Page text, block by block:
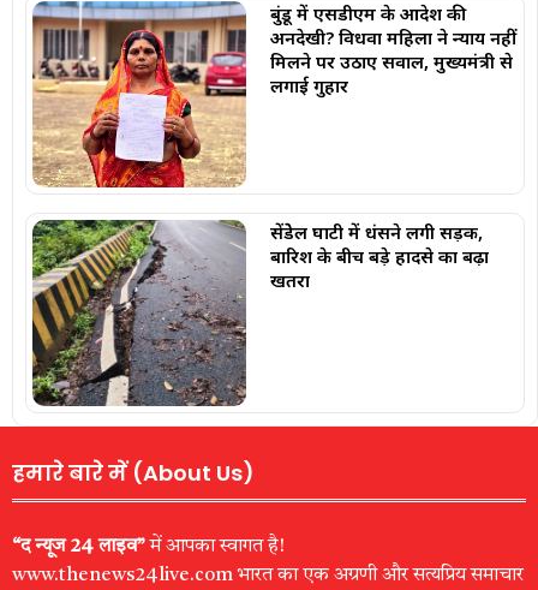
बुंडू में एसडीएम के आदेश की
अनदेखी? विधवा महिला ने न्याय नहीं
मिलने पर उठाए सवाल, मुख्यमंत्री से
लगाई गुहार
सेंडेेल घाटी में धंसने लगी सड़क,
बारिश के बीच बड़े हादसे का बढ़ा
खतरा
हमारे बारे में (About Us)
“द न्यूज 24 लाइव”में आपका स्वागत है!
www.thenews24live.com भारत का एक अग्रणी और सत्यप्रिय समाचार